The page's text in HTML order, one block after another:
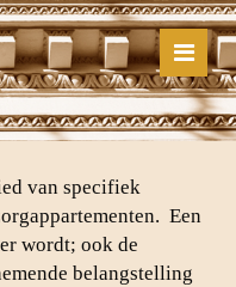
van specifiek
Een
wordt; ook de
belangstelling